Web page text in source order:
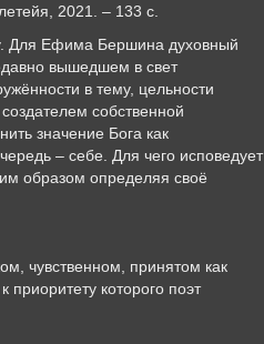
2021. – 133 с.
Для Ефима Бершина духовный
вышедшем в свет
в тему, цельности
собственной
значение Бога как
– себе. Для чего исповедует
образом определяя своё
чувственном, принятом как
которого поэт